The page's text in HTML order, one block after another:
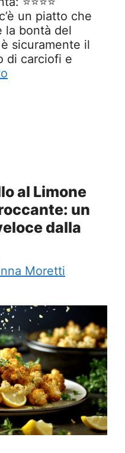
c’è un piatto che
la bontà del
sicuramente il
di carciofi e
al Limone
un
dalla
Moretti